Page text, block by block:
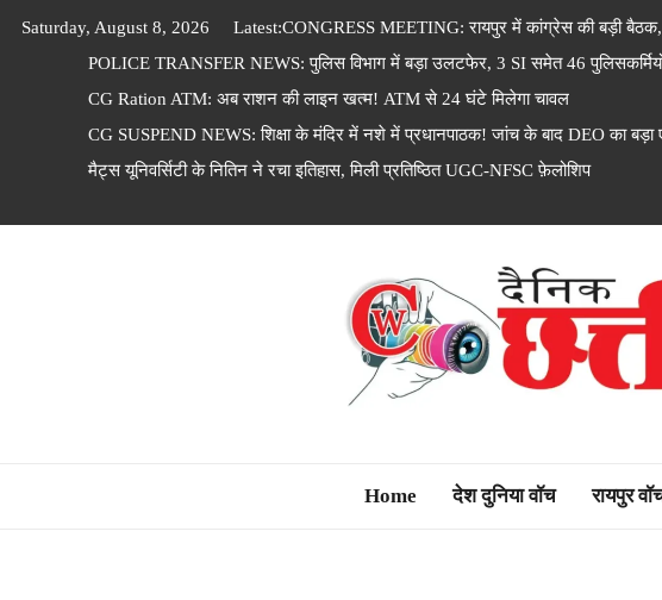
Saturday, August 8, 2026 Latest:CONGRESS MEETING: रायपुर में कांग्रेस की बड़ी
POLICE TRANSFER NEWS: पुलिस विभाग में बड़ा उलटफेर, 3 SI समेत 46
CG Ration ATM: अब राशन की लाइन खत्म! ATM से 24 घंटे मिलेगा चावल
CG SUSPEND NEWS: शिक्षा के मंदिर में नशे में प्रधानपाठक! जांच के बाद DEO का बड़ा
मैट्स यूनिवर्सिटी के नितिन ने रचा इतिहास, मिली प्रतिष्ठित UGC-NFSC फ़ेलोशिप
Dainik Chhattisgarh
Home देश दुनिया वॉच रायपुर